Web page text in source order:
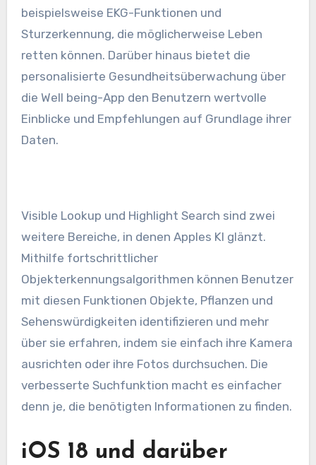
beispielsweise EKG-Funktionen und
Sturzerkennung, die möglicherweise Leben
retten können. Darüber hinaus bietet die
personalisierte Gesundheitsüberwachung über
die Well being-App den Benutzern wertvolle
Einblicke und Empfehlungen auf Grundlage ihrer
Daten.
Visible Lookup und Highlight Search sind zwei
weitere Bereiche, in denen Apples KI glänzt.
Mithilfe fortschrittlicher
Objekterkennungsalgorithmen können Benutzer
mit diesen Funktionen Objekte, Pflanzen und
Sehenswürdigkeiten identifizieren und mehr
über sie erfahren, indem sie einfach ihre Kamera
ausrichten oder ihre Fotos durchsuchen. Die
verbesserte Suchfunktion macht es einfacher
denn je, die benötigten Informationen zu finden.
iOS 18 und darüber